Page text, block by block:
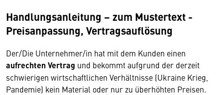
Handlungsanleitung – zum Mustertext -
Preisanpassung, Vertragsauflösung
Der/Die Unternehmer/in hat mit dem Kunden einen
aufrechten Vertrag und bekommt aufgrund der derzeit
schwierigen wirtschaftlichen Verhältnisse (Ukraine Krieg,
Pandemie) kein Material oder nur zu überhöhten Preisen.